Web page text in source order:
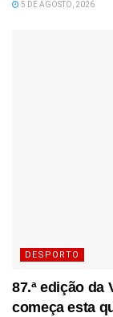
5 DE AGOSTO, 2026
DESPORTO
87.ª edição da
começa esta